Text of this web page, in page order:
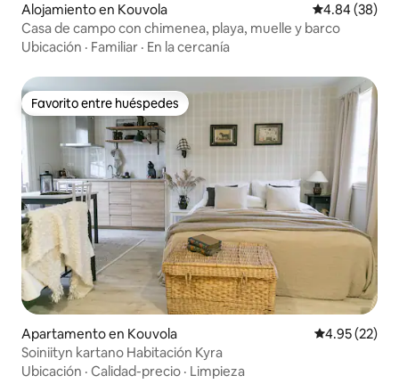
Alojamiento en Kouvola Calificación
4.84 (38)
Casa de campo con chimenea, playa, muelle y barco
Ubicación · Familiar · En la cercanía
Favorito entre huéspedes
Favorito entre huéspedes
Apartamento en Kouvola Calificación
4.95 (22)
Soiniityn kartano Habitación Kyra
Ubicación · Calidad-precio · Limpieza